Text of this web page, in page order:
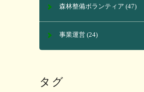
森林整備ボランティア (47)
事業運営 (24)
タグ